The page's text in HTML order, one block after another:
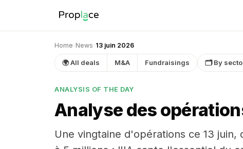
Home› News› 13 juin 2026
🌍 All deals M&A Fundraisings 🗂 By
ANALYSIS OF THE DAY
Analyse des
Une vingtaine d'opérations ce 13